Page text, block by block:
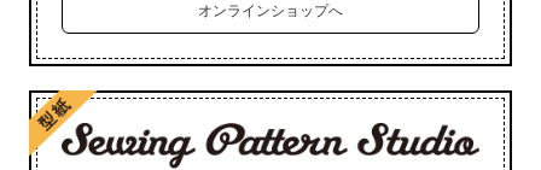
オンラインショップへ